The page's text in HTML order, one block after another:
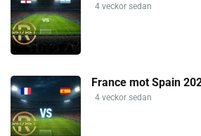
4 veckor sedan
France mot Spain
4 veckor sedan